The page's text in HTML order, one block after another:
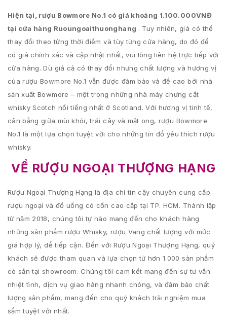
Hiện tại, rượu Bowmore No.1 có giá khoảng 1.100.000VNĐ
tại cửa hàng Ruoungoaithuonghang . Tuy nhiên, giá có thể
thay đổi theo từng thời điểm và tùy từng cửa hàng, do đó để
có giá chính xác và cập nhật nhất, vui lòng liên hệ trực tiếp với
cửa hàng. Dù giá cả có thay đổi nhưng chất lượng và hương vị
của rượu Bowmore No.1 vẫn được đảm bảo và đề cao bởi nhà
sản xuất Bowmore – một trong những nhà máy chưng cất
whisky Scotch nổi tiếng nhất ở Scotland. Với hương vị tinh tế,
cân bằng giữa mùi khói, trái cây và mật ong, rượu Bowmore
No.1 là một lựa chọn tuyệt vời cho những tín đồ yêu thích rượu
whisky.
VỀ RƯỢU NGOẠI THƯỢNG HẠNG
Rượu Ngoại Thượng Hạng là địa chỉ tin cậy chuyên cung cấp
rượu ngoại và đồ uống có cồn cao cấp tại TP. HCM. Thành lập
từ năm 2018, chúng tôi tự hào mang đến cho khách hàng
những sản phẩm rượu Whisky, rượu Vang chất lượng với mức
giá hợp lý, dễ tiếp cận. Đến với Rượu Ngoại Thượng Hạng, quý
khách sẽ được tham quan và lựa chọn từ hơn 1.000 sản phẩm
có sẵn tại showroom. Chúng tôi cam kết mang đến sự tư vấn
nhiệt tình, dịch vụ giao hàng nhanh chóng, và đảm bảo chất
lượng sản phẩm, mang đến cho quý khách trải nghiệm mua
sắm tuyệt vời nhất.